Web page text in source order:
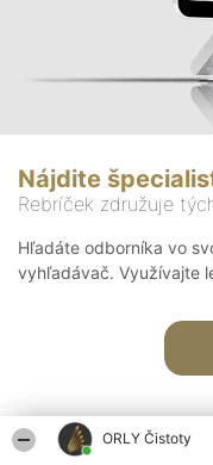
ORLY Čistoty
Nájdite
Rebríček združuje
Hľadáte odborníka vo
vyhľadávač. Využívajte